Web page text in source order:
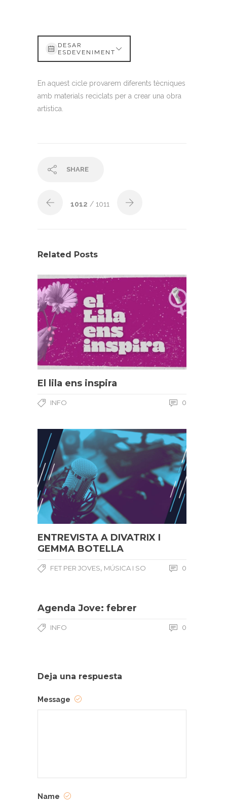
DESAR
ESDEVENIMENT
En aquest cicle provarem diferents tècniques
amb materials reciclats per a crear una obra
artística.
SHARE
1012 / 1011
Related Posts
El lila ens inspira
INFO 0
ENTREVISTA A DIVATRIX I
GEMMA BOTELLA
FET PER JOVES, MÚSICA I SO 0
Agenda Jove: febrer
INFO 0
Deja una respuesta
Message
Name